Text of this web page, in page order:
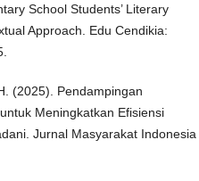
School Students’ Literary
Approach. Edu Cendikia:
(2025). Pendampingan
Meningkatkan Efisiensi
Jurnal Masyarakat Indonesia